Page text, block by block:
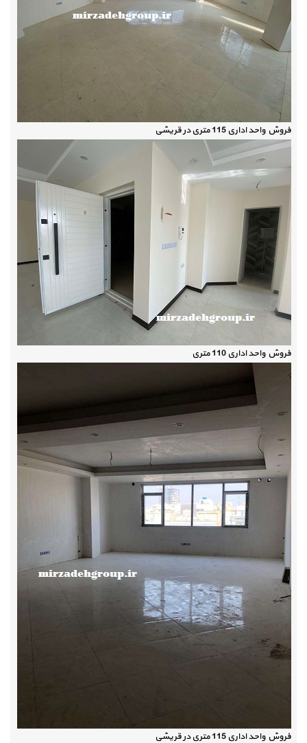
فروش واحد اداری 115 متری در قریشی
فروش واحد اداری 110 متری
فروش واحد اداری 115 متری در قریشی